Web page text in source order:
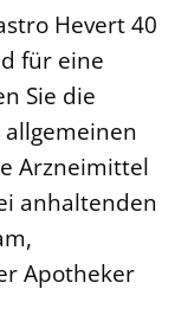
Hevert 40
für eine
Sie die
Arzneimittel
anhaltenden
Apotheker